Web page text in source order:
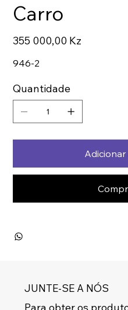
Carro
Preço
355 000,00 Kz
946-2
Quantidade
JUNTE-SE A NÓS
Para obter os